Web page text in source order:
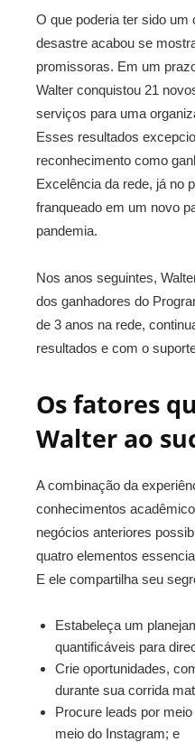
O que poderia ter sido um
desastre acabou se
promissoras. Em um
Walter conquistou 21
serviços para uma
Esses resultados
reconhecimento como
Excelência da rede, já no
franqueado em um novo
pandemia.
Nos anos seguintes,
dos ganhadores do
de 3 anos na rede,
resultados e com o
Os fatores
Walter ao
A combinação da
conhecimentos
negócios anteriores
quatro elementos
E ele compartilha seu
Estabeleça um
quantificáveis para
Crie oportunidades,
durante sua corrida
Procure leads por
meio do Instagram; e